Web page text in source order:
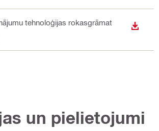
tehnoloģijas rokasgrāmat
un pielietojumi